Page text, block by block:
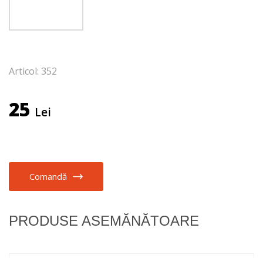
Articol: 352
25 Lei
Comandă
PRODUSE ASEMĂNĂTOARE